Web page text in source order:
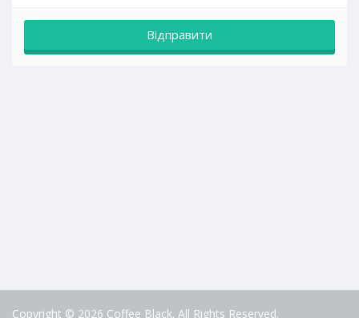
Copyright © 2026 Coffee Black. All Rights Reserved.